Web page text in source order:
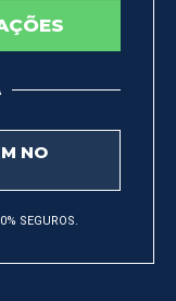
NO
SEGUROS.